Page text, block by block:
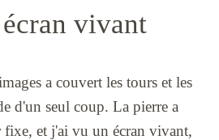
vivant
a couvert les tours et les
d'un seul coup. La pierre a
fixe, et j'ai vu un écran vivant,